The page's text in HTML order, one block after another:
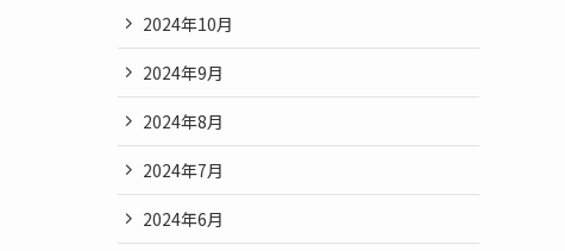
2024年10月
2024年9月
2024年8月
2024年7月
2024年6月